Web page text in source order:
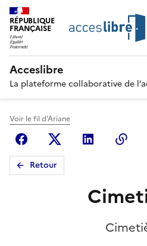
RÉPUBLIQUE
FRANÇAISE
Acceslibre
La plateforme collaborative de
Voir le fil d'Ariane
FacebookX (anciennement
Linkedin
Retour